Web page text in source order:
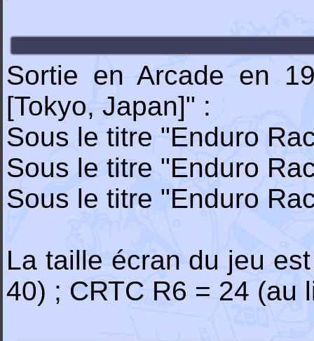
Sortie en Arcade en
[Tokyo, Japan]" :
Sous le titre "Enduro
Sous le titre "Enduro
Sous le titre "Enduro
La taille écran du jeu
40) ; CRTC R6 = 24 (au